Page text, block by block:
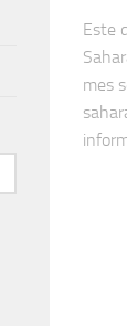
Este
mes